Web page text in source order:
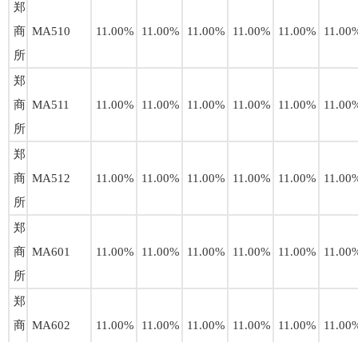
郑
商
所
MA510 11.00% 11.00% 11.00% 11.00% 11.00%
郑
商
所
MA511 11.00% 11.00% 11.00% 11.00% 11.00%
郑
商
所
MA512 11.00% 11.00% 11.00% 11.00% 11.00%
郑
商
所
MA601 11.00% 11.00% 11.00% 11.00% 11.00%
郑
商 MA602 11.00% 11.00% 11.00% 11.00% 11.00%